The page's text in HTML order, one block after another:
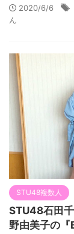
2020/6/6
ん
STU48複数人
STU48石田
野由美子の